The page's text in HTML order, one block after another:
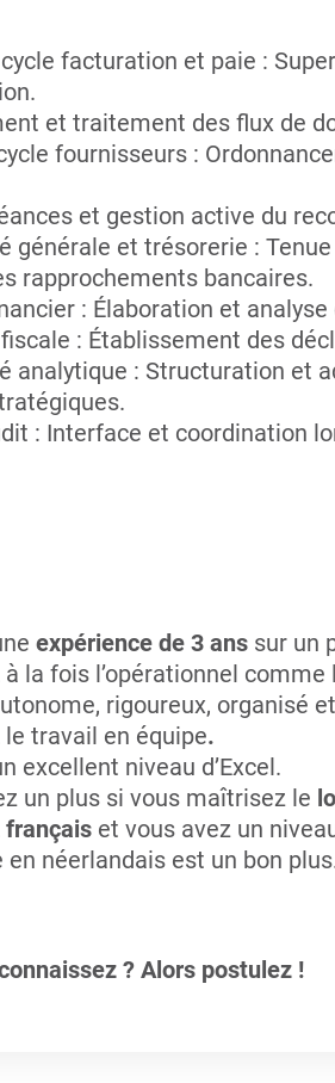
facturation et paie :
et traitement des flux de
fournisseurs :
et gestion active du
générale et trésorerie :
rapprochements bancaires.
: Élaboration et
: Établissement des
analytique : Structuration et
: Interface et coordination
expérience de 3 anssur un
la fois l’opérationnel
rigoureux, organisé
travail en équipe.
excellent niveau d’Excel.
un plus si vous maîtrisez le
français et vous avez un
néerlandais est un bon
? Alors postulez !